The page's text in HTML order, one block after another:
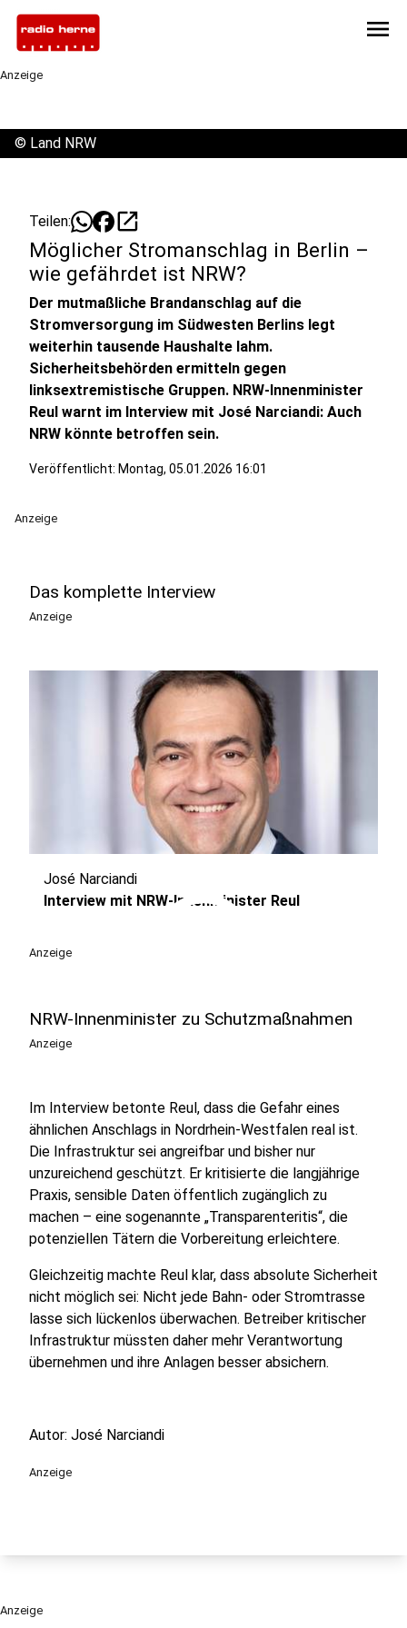
menu
Anzeige
© Land NRW
Teilen: open_in_new
Möglicher Stromanschlag in Berlin –
wie gefährdet ist NRW?
Der mutmaßliche Brandanschlag auf die
Stromversorgung im Südwesten Berlins legt
weiterhin tausende Haushalte lahm.
Sicherheitsbehörden ermitteln gegen
linksextremistische Gruppen. NRW-Innenminister
Reul warnt im Interview mit José Narciandi: Auch
NRW könnte betroffen sein.
Veröffentlicht: Montag, 05.01.2026 16:01
Anzeige
Das komplette Interview
Anzeige
play_circle
José Narciandi
Interview mit NRW-Innenminister Reul
Anzeige
NRW-Innenminister zu Schutzmaßnahmen
Anzeige
Im Interview betonte Reul, dass die Gefahr eines
ähnlichen Anschlags in Nordrhein-Westfalen real ist.
Die Infrastruktur sei angreifbar und bisher nur
unzureichend geschützt. Er kritisierte die langjährige
Praxis, sensible Daten öffentlich zugänglich zu
machen – eine sogenannte „Transparenteritis“, die
potenziellen Tätern die Vorbereitung erleichtere.
Gleichzeitig machte Reul klar, dass absolute Sicherheit
nicht möglich sei: Nicht jede Bahn- oder Stromtrasse
lasse sich lückenlos überwachen. Betreiber kritischer
Infrastruktur müssten daher mehr Verantwortung
übernehmen und ihre Anlagen besser absichern.
Autor: José Narciandi
Anzeige
Anzeige